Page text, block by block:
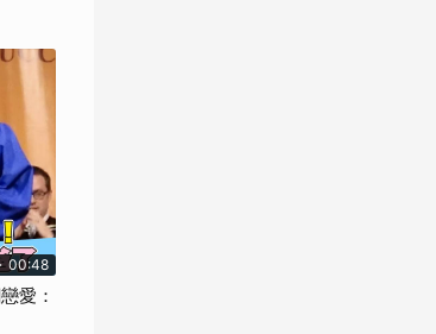
00:48
愛：